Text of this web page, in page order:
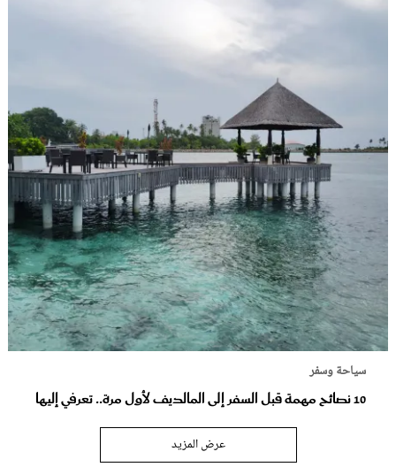
سياحة وسفر
10 نصائح مهمة قبل السفر إلى المالديف لأول مرة.. تعرفي إليها
عرض المزيد